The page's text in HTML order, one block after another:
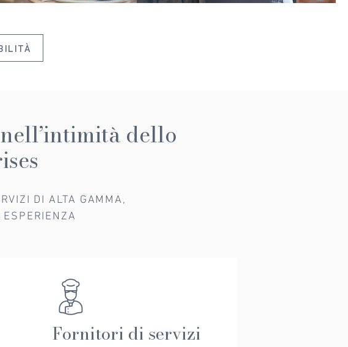
dello
DI ALTA GAMMA,
Fornitori di servizi